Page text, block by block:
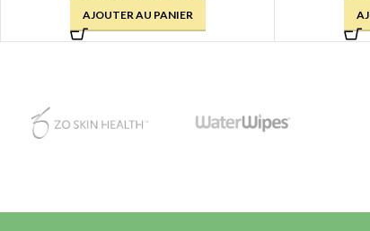
AJOUTER AU PANIER